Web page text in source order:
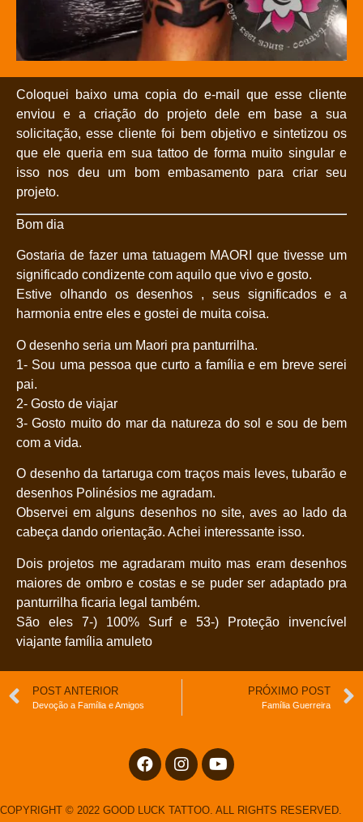
Coloquei baixo uma copia do e-mail que esse cliente
enviou e a criação do projeto dele em base a sua
solicitação, esse cliente foi bem objetivo e sintetizou os
que ele queria em sua tattoo de forma muito singular e
isso nos deu um bom embasamento para criar seu
projeto.
Bom dia
Gostaria de fazer uma tatuagem MAORI que tivesse um
significado condizente com aquilo que vivo e gosto.
Estive olhando os desenhos , seus significados e a
harmonia entre eles e gostei de muita coisa.
O desenho seria um Maori pra panturrilha.
1- Sou uma pessoa que curto a família e em breve serei
pai.
2- Gosto de viajar
3- Gosto muito do mar da natureza do sol e sou de bem
com a vida.
O desenho da tartaruga com traços mais leves, tubarão e
desenhos Polinésios me agradam.
Observei em alguns desenhos no site, aves ao lado da
cabeça dando orientação. Achei interessante isso.
Dois projetos me agradaram muito mas eram desenhos
maiores de ombro e costas e se puder ser adaptado pra
panturrilha ficaria legal também.
São eles 7-) 100% Surf e 53-) Proteção invencível
viajante família amuleto
POST ANTERIOR
Devoção a Família e Amigos
PRÓXIMO POST
Família Guerreira
COPYRIGHT © 2022 GOOD LUCK TATTOO. ALL RIGHTS RESERVED.